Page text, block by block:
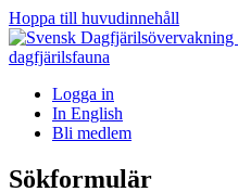
Hoppa till huvudinnehåll
Logga in
In English
Bli medlem
Sökformulär